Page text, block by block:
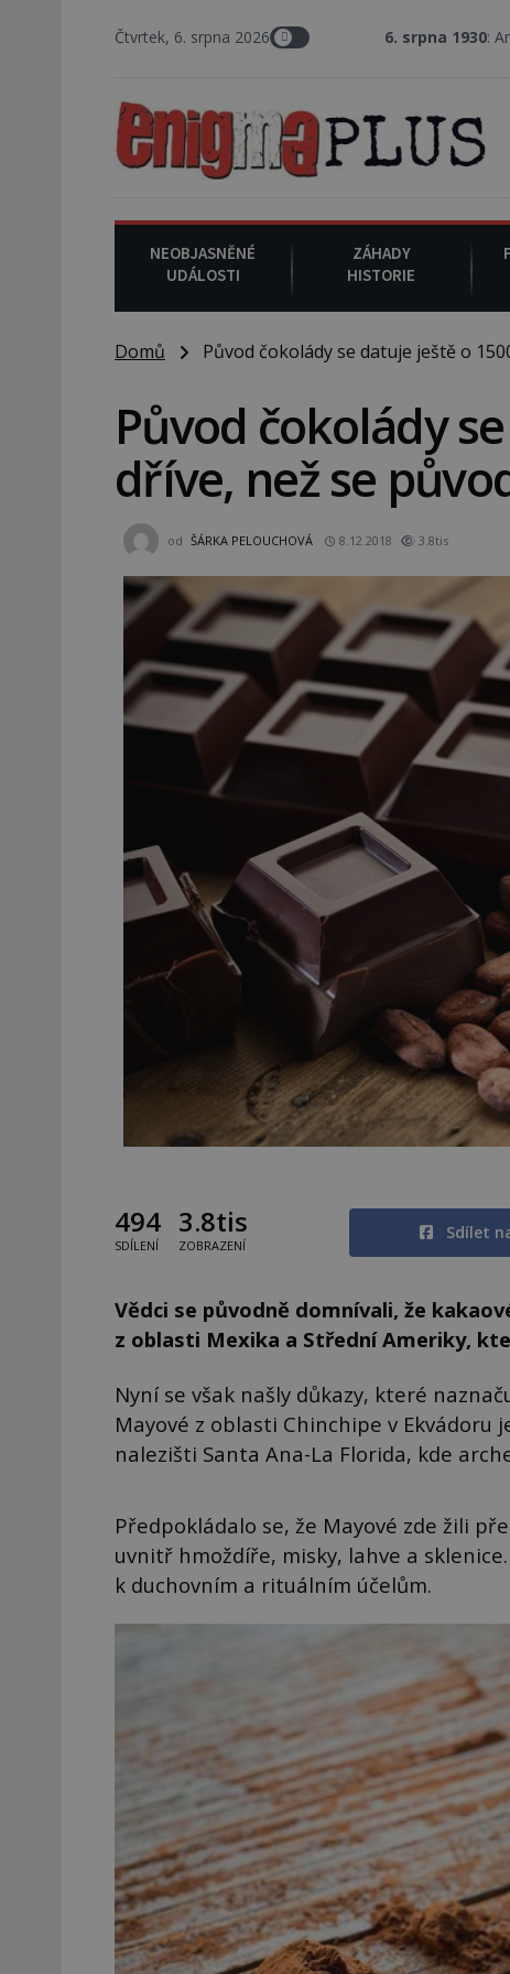
Čtvrtek, 6. srpna 20266. srpna 1930 : Americký vrchní
NEOBJASNĚNÉ
UDÁLOSTI
ZÁHADY
HISTORIE
Domů Původ čokolády se datuje ještě o
Původ čokolády
dříve, než se
od ŠÁRKA PELOUCHOVÁ 8.12.2018 3.8tis
494
SDÍLENÍ
3.8tis
ZOBRAZENÍ
Sdílet
Vědci se původně domnívali, že
z oblasti Mexika a Střední Ameriky,
Nyní se však našly důkazy, které
Mayové z oblasti Chinchipe v Ekvádoru
nalezišti Santa Ana-La Florida, kde
Předpokládalo se, že Mayové zde žili
uvnitř hmoždíře, misky, lahve a
k duchovním a rituálním účelům.